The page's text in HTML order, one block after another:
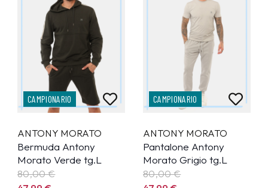
CAMPIONARIO
ANTONY MORATO
Bermuda Antony
Morato Verde tg.L
80,00 €
CAMPIONARIO
ANTONY MORATO
Pantalone Antony
Morato Grigio tg.L
80,00 €